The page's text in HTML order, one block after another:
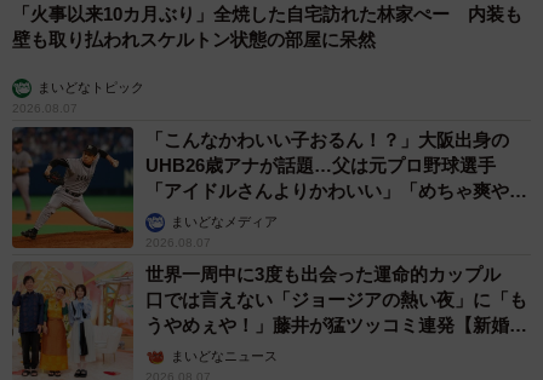
「火事以来10カ月ぶり」全焼した自宅訪れた林家ぺー 内装も
壁も取り払われスケルトン状態の部屋に呆然
まいどなトピック
2026.08.07
「こんなかわいい子おるん！？」大阪出身の
UHB26歳アナが話題…父は元プロ野球選手
「アイドルさんよりかわいい」「めちゃ爽や
か」まいどなメディア
2026.08.07
世界一周中に3度も出会った運命的カップル
口では言えない「ジョージアの熱い夜」に「も
うやめぇや！」藤井が猛ツッコミ連発【新婚さ
ん】まいどなニュース
2026.08.07